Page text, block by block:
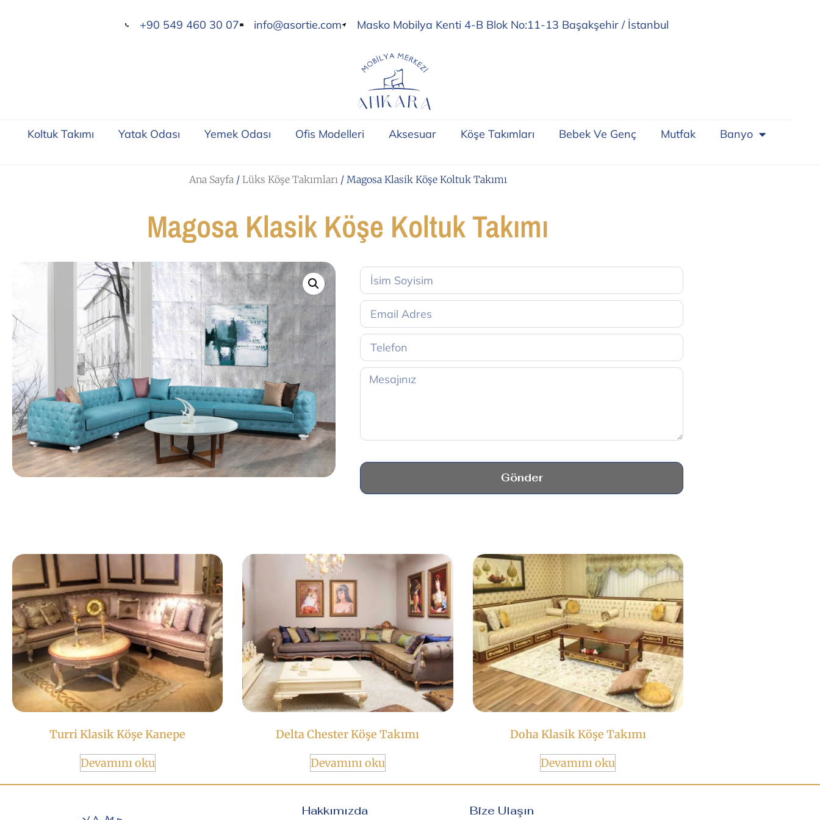
+90 549 460 30 07 info@asortie.com Masko Mobilya Kenti 4-B Blok No:11-13 Başakşehir / İstanbul
Koltuk Takımı Yatak Odası Yemek Odası Ofis Modelleri Aksesuar Köşe Takımları Bebek Ve Genç Mutfak Banyo
Ana Sayfa/ Lüks Köşe Takımları/ Magosa Klasik Köşe Koltuk Takımı
Magosa Klasik Köşe Koltuk Takımı
Gönder
Turri Klasik Köşe Kanepe
Devamını oku
Delta Chester Köşe Takımı
Devamını oku
Doha Klasik Köşe Takımı
Devamını oku
Hakkımızda Bize Ulaşın